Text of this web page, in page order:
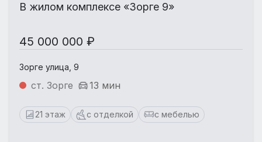
В жилом комплексе «Зорге 9»
45 000 000 ₽
Зорге улица, 9
ст. Зорге 13 мин
21 этаж с отделкой с мебелью